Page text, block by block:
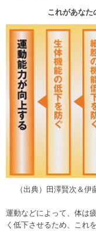
これがあなた
（出典）田澤賢次＆
運動などによって、体は
く低下させるため、これ